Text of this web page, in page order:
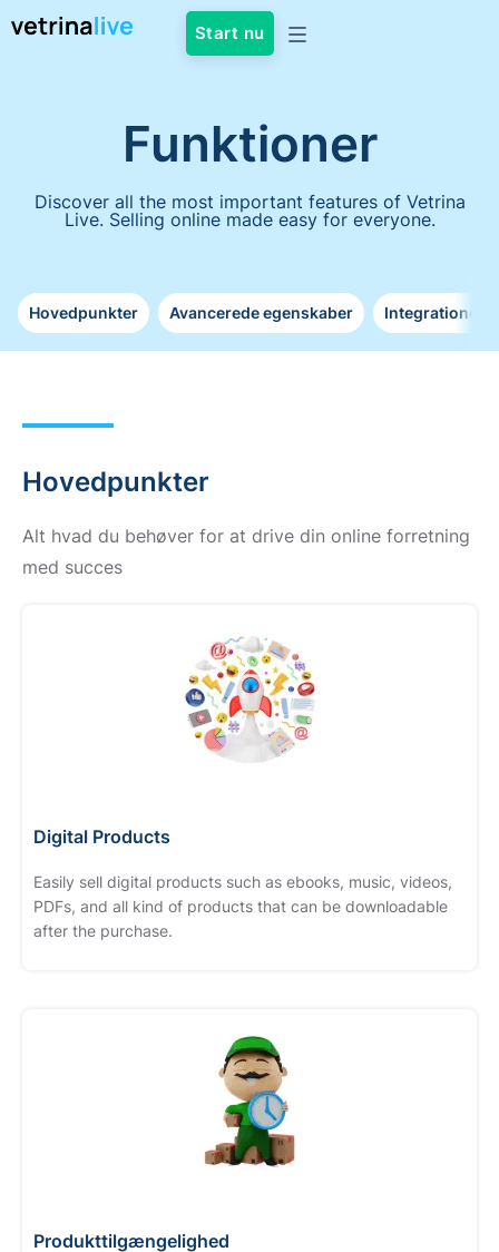
Start nu
Funktioner
Discover all the most important features of Vetrina
Live. Selling online made easy for everyone.
Hovedpunkter Avancerede egenskaber Integrationer
Hovedpunkter
Alt hvad du behøver for at drive din online forretning
med succes
Digital Products
Easily sell digital products such as ebooks, music, videos,
PDFs, and all kind of products that can be downloadable
after the purchase.
Produkttilgængelighed